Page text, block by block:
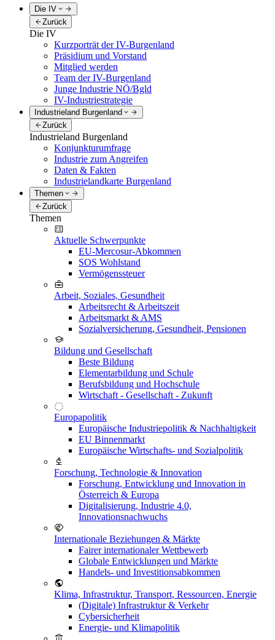
Die IV
Zurück
Die IV
Kurzporträt der IV-Burgenland
Präsidium und Vorstand
Mitglied werden
Team der IV-Burgenland
Junge Industrie NÖ/Bgld
IV-Industriestrategie
Industrieland Burgenland
Zurück
Industrieland Burgenland
Konjunkturumfrage
Industrie zum Angreifen
Daten & Fakten
Industrielandkarte Burgenland
Themen
Zurück
Themen
Aktuelle Schwerpunkte
EU-Mercosur-Abkommen
SOS Wohlstand
Vermögenssteuer
Arbeit, Soziales, Gesundheit
Arbeitsrecht & Arbeitszeit
Arbeitsmarkt & AMS
Sozialversicherung, Gesundheit, Pensionen
Bildung und Gesellschaft
Beste Bildung
Elementarbildung und Schule
Berufsbildung und Hochschule
Wirtschaft - Gesellschaft - Zukunft
Europapolitik
Europäische Industriepolitik & Nachhaltigkeit
EU Binnenmarkt
Europäische Wirtschafts- und Sozialpolitik
Forschung, Technologie & Innovation
Forschung, Entwicklung und Innovation in
Österreich & Europa
Digitalisierung, Industrie 4.0,
Innovationsnachwuchs
Internationale Beziehungen & Märkte
Fairer internationaler Wettbewerb
Globale Entwicklungen und Märkte
Handels- und Investitionsabkommen
Klima, Infrastruktur, Transport, Ressourcen, Energie
(Digitale) Infrastruktur & Verkehr
Cybersicherheit
Energie- und Klimapolitik